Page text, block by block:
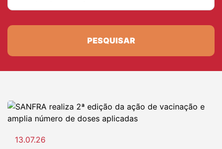
PESQUISAR
13.07.26